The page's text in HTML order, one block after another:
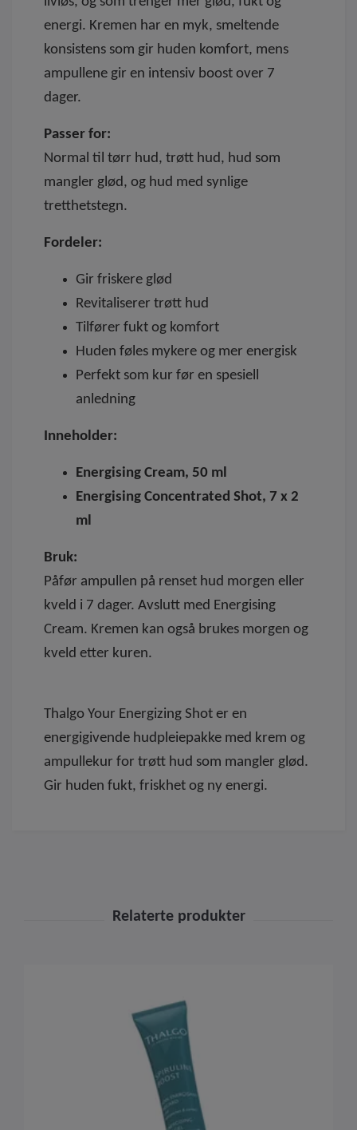
energi. Kremen har en myk, smeltende
konsistens som gir huden komfort, mens
ampullene gir en intensiv boost over 7
dager.
Passer for:
Normal til tørr hud, trøtt hud, hud som
mangler glød, og hud med synlige
tretthetstegn.
Fordeler:
Gir friskere glød
Revitaliserer trøtt hud
Tilfører fukt og komfort
Huden føles mykere og mer energisk
Perfekt som kur før en spesiell
anledning
Inneholder:
Energising Cream, 50 ml
Energising Concentrated Shot, 7 x 2
ml
Bruk:
Påfør ampullen på renset hud morgen eller
kveld i 7 dager. Avslutt med Energising
Cream. Kremen kan også brukes morgen og
kveld etter kuren.
Thalgo Your Energizing Shot er en
energigivende hudpleiepakke med krem og
ampullekur for trøtt hud som mangler glød.
Gir huden fukt, friskhet og ny energi.